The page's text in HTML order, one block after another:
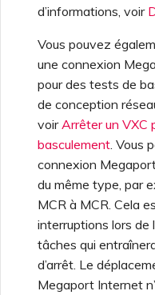
d’informations, voir
Vous pouvez
une connexion
pour des tests de
de conception
voir Arrêter un VXC
basculement . Vous
connexion
du même type, par
MCR à MCR. Cela
interruptions lors de
tâches qui
d’arrêt. Le
Megaport Internet